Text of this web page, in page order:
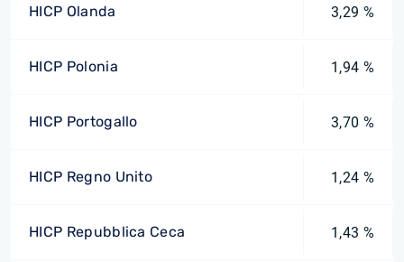
HICP Olanda 3,29 %
HICP Polonia 1,94 %
HICP Portogallo 3,70 %
HICP Regno Unito 1,24 %
HICP Repubblica Ceca 1,43 %